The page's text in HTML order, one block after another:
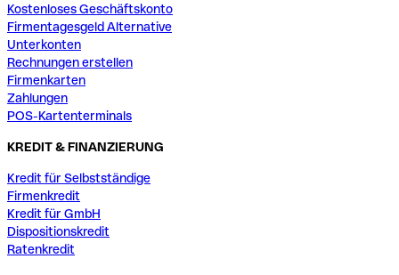
Kostenloses Geschäftskonto
Firmentagesgeld Alternative
Unterkonten
Rechnungen erstellen
Firmenkarten
Zahlungen
POS-Kartenterminals
KREDIT & FINANZIERUNG
Kredit für Selbstständige
Firmenkredit
Kredit für GmbH
Dispositionskredit
Ratenkredit